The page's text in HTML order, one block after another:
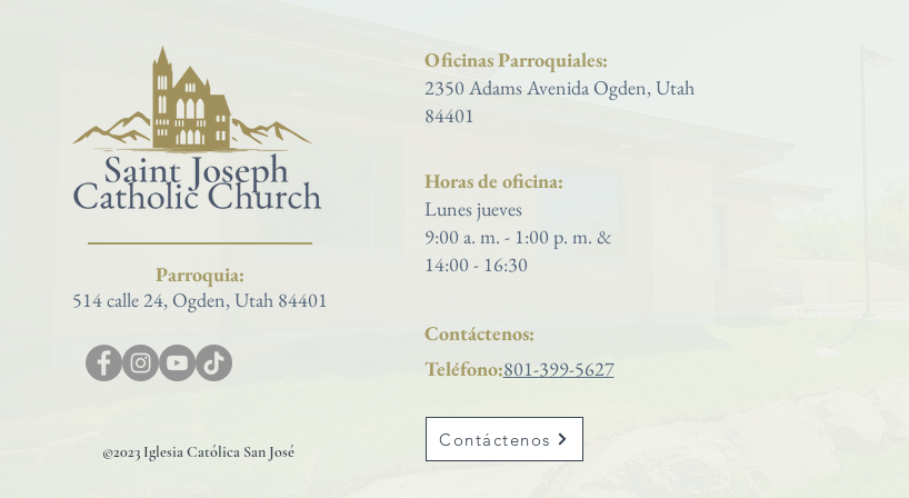
Parroquia:
514 calle 24, Ogden, Utah 84401
©2023 Iglesia Católica San José
Oficinas Parroquiales:
2350 Adams Avenida Ogden, Utah
84401
Horas de oficina:
Lunes jueves
9:00 a. m. - 1:00 p. m. &
14:00 - 16:30
Contáctenos:
Teléfono:801-399-5627
Contáctenos